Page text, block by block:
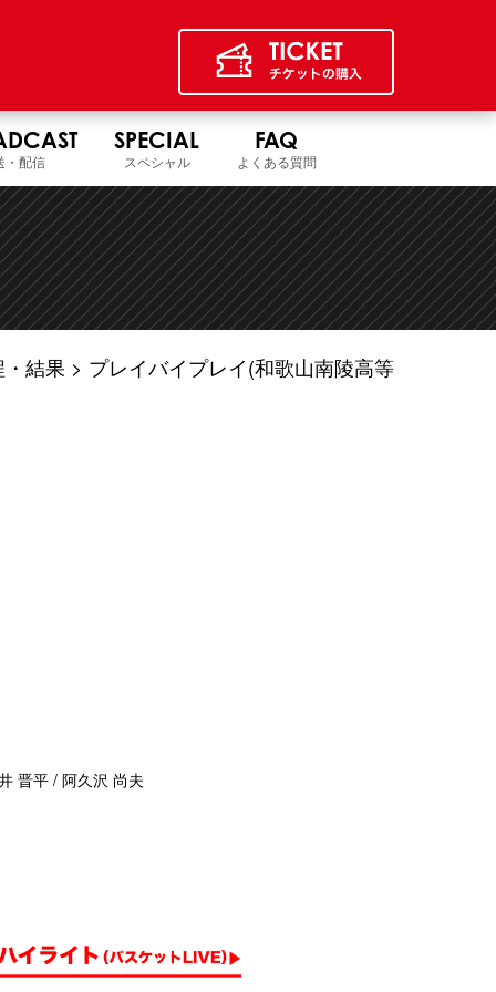
・配信
SPECIAL
スペシャル
FAQ
よくある質問
・結果
プレイバイプレイ(和歌山南陵高等
晋平 / 阿久沢 尚夫